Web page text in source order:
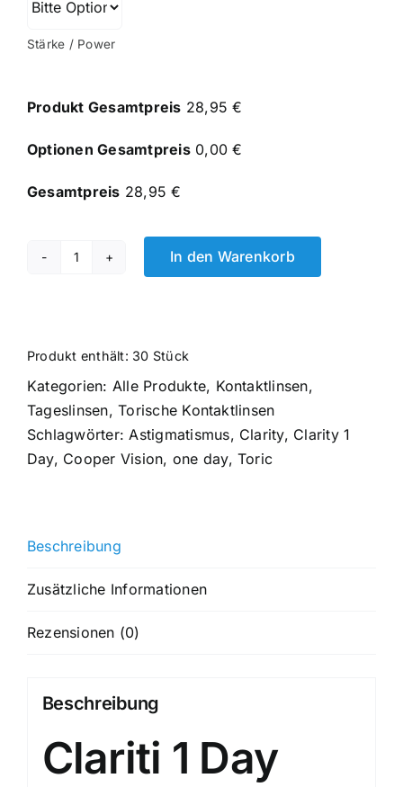
Stärke / Power
Produkt Gesamtpreis 28,95 €
Optionen Gesamtpreis 0,00 €
Gesamtpreis 28,95 €
Clariti
1x30
Menge
In den Warenkorb
Produkt enthält: 30 Stück
Kategorien: Alle Produkte, Kontaktlinsen,
Tageslinsen,Torische Kontaktlinsen
Schlagwörter: Astigmatismus, Clarity, Clarity 1
Day, Cooper Vision, one day, Toric
Beschreibung
Zusätzliche Informationen
Rezensionen (0)
Beschreibung
Clariti 1 Day